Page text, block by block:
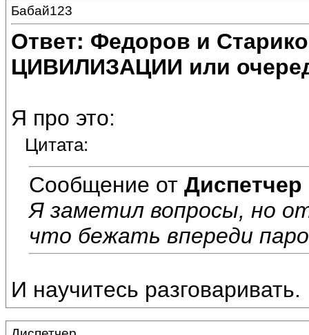
Бабай123
Ответ: Федоров и
ЦИВИЛИЗАЦИИ или
Я про это:
Цитата:
Сообщение от Диспетчер
Я заметил вопросы, но
что бежать впереди
И научитесь разговаривать.